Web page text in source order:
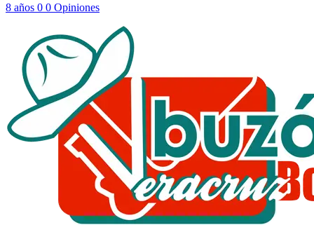
8 años 0 0 Opiniones